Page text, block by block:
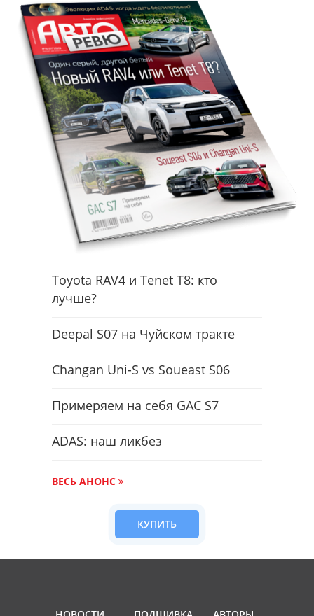
Toyota RAV4 и Tenet T8: кто
лучше?
Deepal S07 на Чуйском тракте
Changan Uni-S vs Soueast S06
Примеряем на себя GAC S7
ADAS: наш ликбез
ВЕСЬ АНОНС
КУПИТЬ